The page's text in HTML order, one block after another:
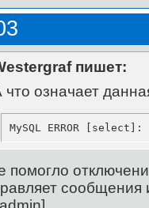
пишет:
что означает
MySQL ERROR
помогло
сообщения